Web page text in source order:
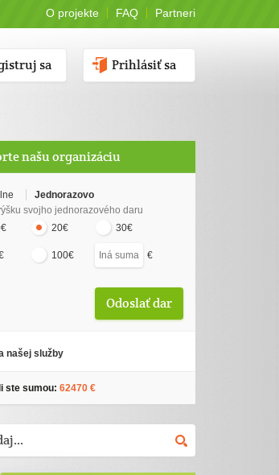
O projekte FAQ Partneri
Prihlásiť sa
sa
našu organizáciu
Jednorazovo
svojho jednorazového daru
20€ 30€
100€ €
našej služby
ste sumou: 62470 €